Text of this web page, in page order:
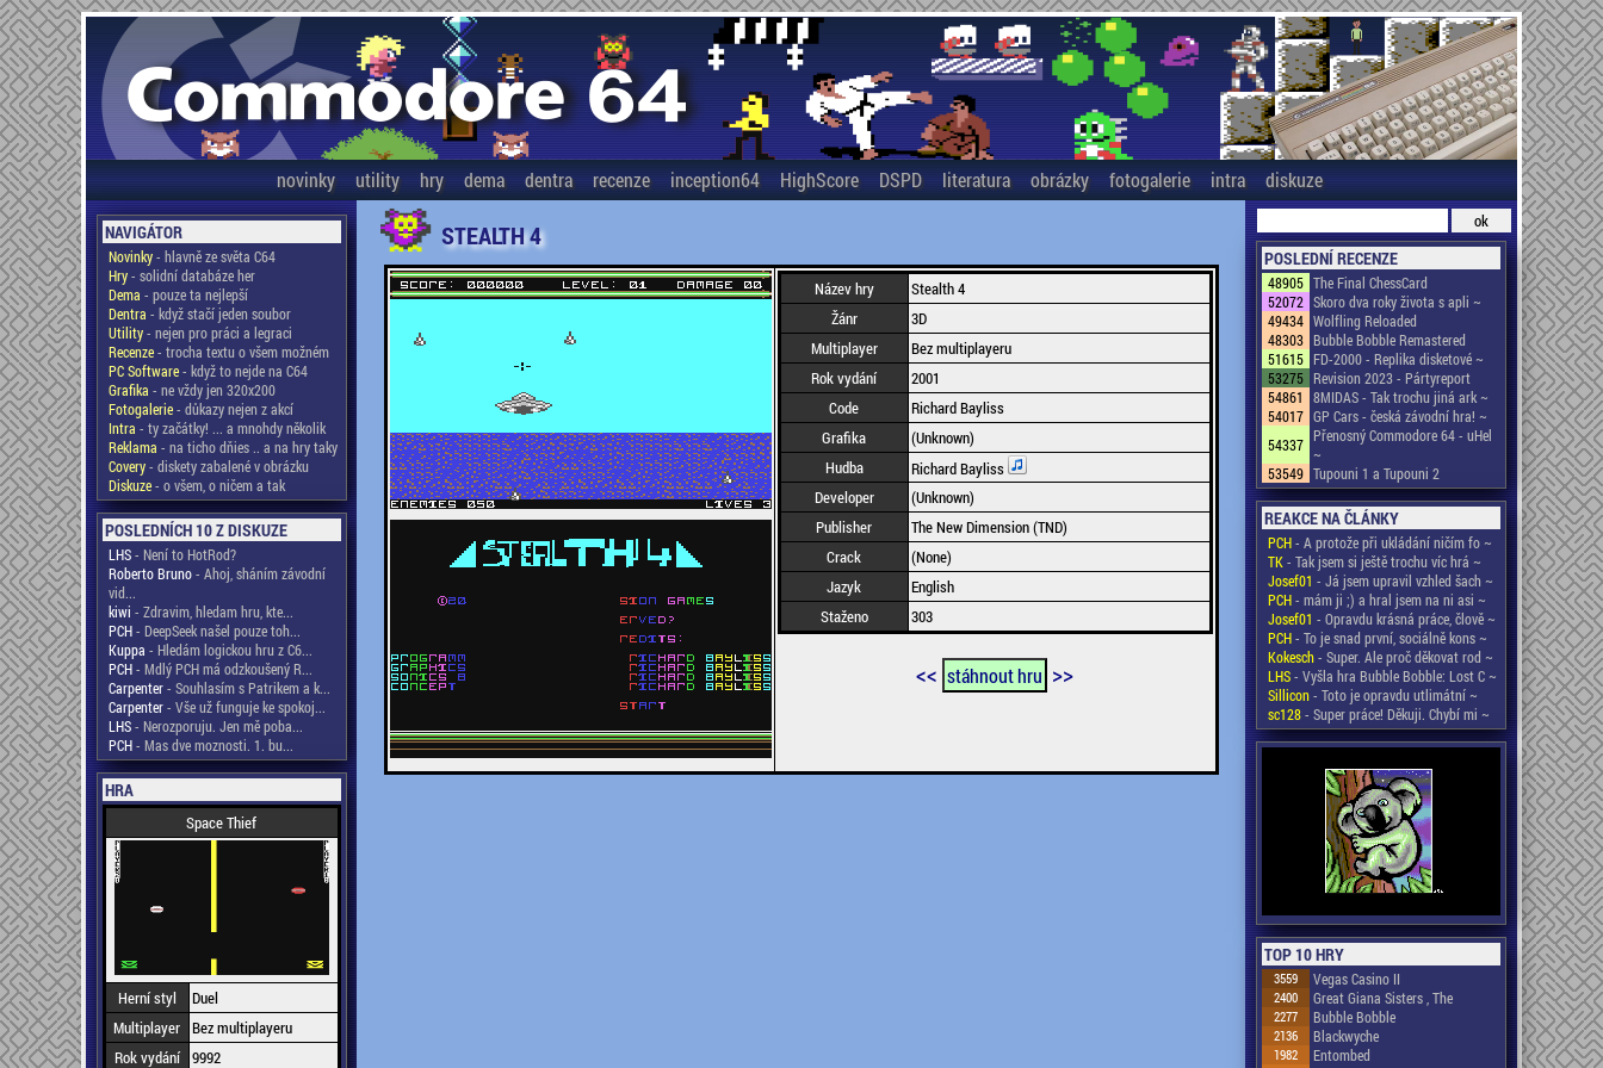
novinky utility hry dema dentra recenze inception64 HighScore DSPD literatura obrázky fotogalerie intra diskuze
NAVIGÁTOR
Novinky- hlavně ze světa C64
Hry- solidní databáze her
Dema - pouze ta nejlepší
Dentra - když stačí jeden soubor
Utility- nejen pro práci a legraci
Recenze- trocha textu o všem možném
PC Software- když to nejde na C64
Grafika - ne vždy jen 320x200
Fotogalerie- důkazy nejen z akcí
Intra - ty začátky! ... a mnohdy několik
Reklama - na ticho dňies .. a na hry taky
Covery- diskety zabalené v obrázku
Diskuze- o všem, o ničem a tak
POSLEDNÍCH 10 Z DISKUZE
LHS- Není to HotRod?
Roberto Bruno- Ahoj, sháním závodní
vid...
kiwi - Zdravim, hledam hru, kte...
PCH- DeepSeek našel pouze toh...
Kuppa - Hledám logickou hru z C6...
PCH- Mdlý PCH má odzkoušený R...
Carpenter- Souhlasím s Patrikem a k...
Carpenter- Vše už funguje ke spokoj...
LHS- Nerozporuju. Jen mě poba...
PCH- Mas dve moznosti. 1. bu...
HRA
Space Thief
Herní styl
Duel
Multiplayer Bez multiplayeru
Rok vydání 9992
STEALTH 4
Název hry
Stealth 4
Žánr
3D
Multiplayer
Bez multiplayeru
Rok vydání
2001
Code
Richard Bayliss
Grafika
(Unknown)
Hudba
Richard Bayliss
Developer
(Unknown)
Publisher
The New Dimension (TND)
Crack
(None)
Jazyk
English
Staženo
303
<< stáhnout hru >>
POSLEDNÍ RECENZE
48905 The Final ChessCard
52072 Skoro dva roky života s apli ~
49434 Wolfling Reloaded
48303 Bubble Bobble Remastered
51615 FD-2000 - Replika disketové ~
53275 Revision 2023 - Pártyreport
54861
8MIDAS - Tak trochu jiná ark ~
54017 GP Cars - česká závodní hra! ~
54337 Přenosný Commodore 64 - uHel
~
53549 Tupouni 1 a Tupouni 2
REAKCE NA ČLÁNKY
PCH- A protože při ukládání ničím fo ~
TK- Tak jsem si ještě trochu víc hrá ~
Josef01 - Já jsem upravil vzhled šach ~
PCH- mám ji ;) a hral jsem na ni asi ~
Josef01 - Opravdu krásná práce, člově ~
PCH- To je snad první, sociálně kons ~
Kokesch- Super. Ale proč děkovat rod ~
LHS- Vyšla hra Bubble Bobble: Lost C ~
Sillicon- Toto je opravdu utlimátní ~
sc128- Super práce! Děkuji. Chybí mi ~
TOP 10 HRY
3559 Vegas Casino II
2400 Great Giana Sisters , The
2277 Bubble Bobble
2136 Blackwyche
1982 Entombed